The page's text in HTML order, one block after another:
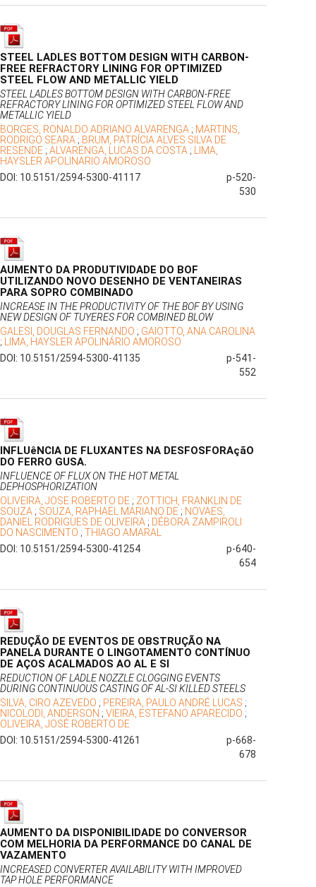
STEEL LADLES BOTTOM DESIGN WITH CARBON-
FREE REFRACTORY LINING FOR OPTIMIZED
STEEL FLOW AND METALLIC YIELD
STEEL LADLES BOTTOM DESIGN WITH CARBON-FREE
REFRACTORY LINING FOR OPTIMIZED STEEL FLOW AND
METALLIC YIELD
BORGES, RONALDO ADRIANO ALVARENGA ; MARTINS,
RODRIGO SEARA ; BRUM, PATRÍCIA ALVES SILVA DE
RESENDE ; ALVARENGA, LUCAS DA COSTA ; LIMA,
HAYSLER APOLINARIO AMOROSO
DOI: 10.5151/2594-5300-41117
p-520-
530
AUMENTO DA PRODUTIVIDADE DO BOF
UTILIZANDO NOVO DESENHO DE VENTANEIRAS
PARA SOPRO COMBINADO
INCREASE IN THE PRODUCTIVITY OF THE BOF BY USING
NEW DESIGN OF TUYERES FOR COMBINED BLOW
GALESI, DOUGLAS FERNANDO ; GAIOTTO, ANA CAROLINA
; LIMA, HAYSLER APOLINÁRIO AMOROSO
DOI: 10.5151/2594-5300-41135
p-541-
552
INFLUêNCIA DE FLUXANTES NA DESFOSFORAçãO
DO FERRO GUSA.
INFLUENCE OF FLUX ON THE HOT METAL
DEPHOSPHORIZATION
OLIVEIRA, JOSE ROBERTO DE ; ZOTTICH, FRANKLIN DE
SOUZA ; SOUZA, RAPHAEL MARIANO DE ; NOVAES,
DANIEL RODRIGUES DE OLIVEIRA ; DÉBORA ZAMPIROLI
DO NASCIMENTO ; THIAGO AMARAL
DOI: 10.5151/2594-5300-41254
p-640-
654
REDUÇÃO DE EVENTOS DE OBSTRUÇÃO NA
PANELA DURANTE O LINGOTAMENTO CONTÍNUO
DE AÇOS ACALMADOS AO AL E SI
REDUCTION OF LADLE NOZZLE CLOGGING EVENTS
DURING CONTINUOUS CASTING OF AL-SI KILLED STEELS
SILVA, CIRO AZEVEDO ; PEREIRA, PAULO ANDRÉ LUCAS ;
NICOLODI, ANDERSON ; VIEIRA, ESTEFANO APARECIDO ;
OLIVEIRA, JOSÉ ROBERTO DE
DOI: 10.5151/2594-5300-41261
p-668-
678
AUMENTO DA DISPONIBILIDADE DO CONVERSOR
COM MELHORIA DA PERFORMANCE DO CANAL DE
VAZAMENTO
INCREASED CONVERTER AVAILABILITY WITH IMPROVED
TAP HOLE PERFORMANCE